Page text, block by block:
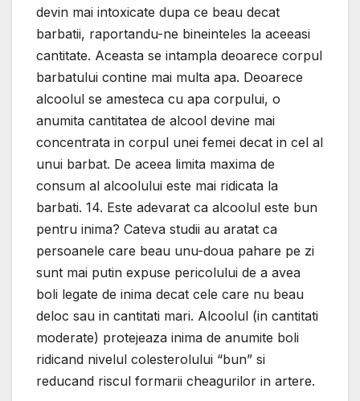
devin mai intoxicate dupa ce beau decat
barbatii, raportandu-ne bineinteles la aceeasi
cantitate. Aceasta se intampla deoarece corpul
barbatului contine mai multa apa. Deoarece
alcoolul se amesteca cu apa corpului, o
anumita cantitatea de alcool devine mai
concentrata in corpul unei femei decat in cel al
unui barbat. De aceea limita maxima de
consum al alcoolului este mai ridicata la
barbati. 14. Este adevarat ca alcoolul este bun
pentru inima? Cateva studii au aratat ca
persoanele care beau unu-doua pahare pe zi
sunt mai putin expuse pericolului de a avea
boli legate de inima decat cele care nu beau
deloc sau in cantitati mari. Alcoolul (in cantitati
moderate) protejeaza inima de anumite boli
ridicand nivelul colesterolului “bun” si
reducand riscul formarii cheagurilor in artere.